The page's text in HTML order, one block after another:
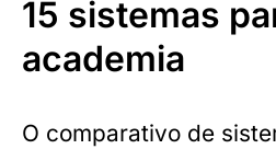
15 sistemas
academia
O comparativo de